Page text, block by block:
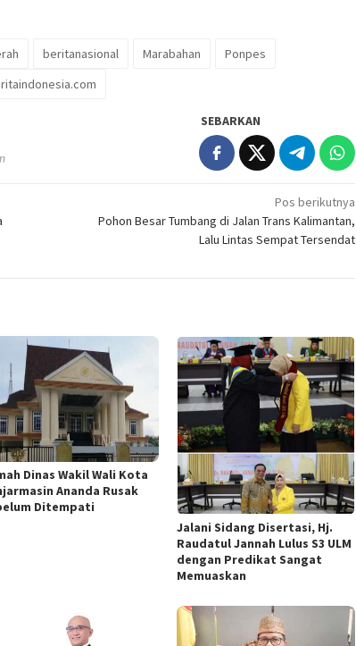
beritanasional Marabahan
Ponpes
SEBARKAN
Pos berikutnya
Pohon Besar Tumbang di Jalan Trans Kalimantan,
Lalu Lintas Sempat Tersendat
Dinas Wakil Wali Kota
Ananda Rusak
Ditempati
Jalani Sidang Disertasi, Hj.
Raudatul Jannah Lulus S3 ULM
dengan Predikat Sangat
Memuaskan